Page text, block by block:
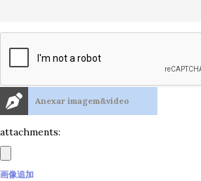
Anexar imagem&vídeo
attachments:
画像追加